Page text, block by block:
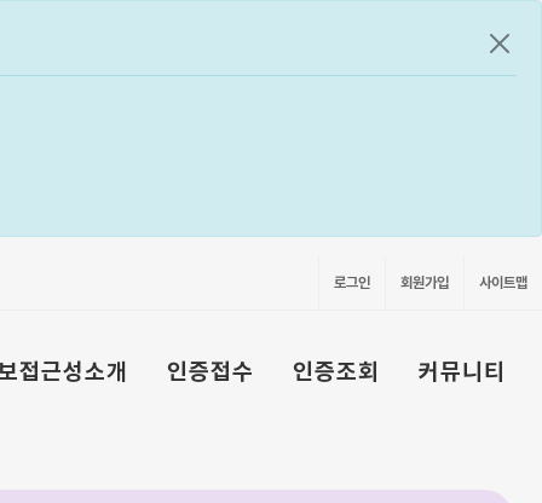
공지
로그인 회원가입 사이트맵
접근성소개 인증접수 인증조회 커뮤니티